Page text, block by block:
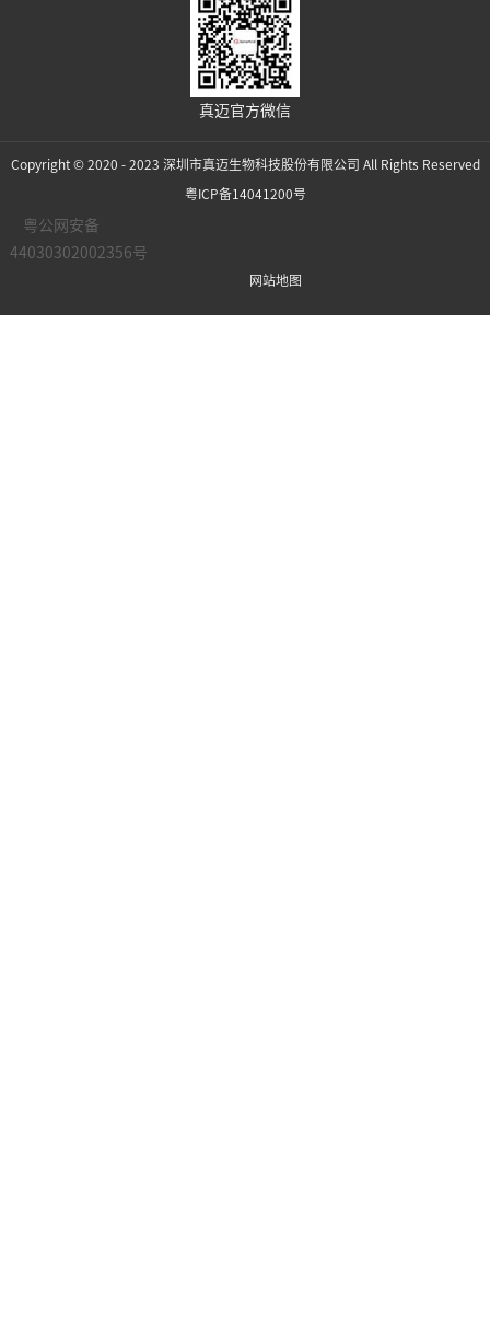
真迈官方微信
Copyright © 2020 - 2023 深圳市真迈生物科技股份有限公司 All Rights Reserved
粤ICP备14041200号
粤公网安备
44030302002356号
网站地图